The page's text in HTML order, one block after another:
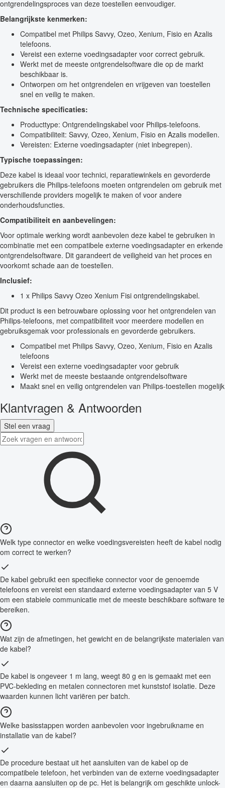
ontgrendelingsproces van deze toestellen eenvoudiger.
Belangrijkste kenmerken:
Compatibel met Philips Savvy, Ozeo, Xenium, Fisio en Azalis
telefoons.
Vereist een externe voedingsadapter voor correct gebruik.
Werkt met de meeste ontgrendelsoftware die op de markt
beschikbaar is.
Ontworpen om het ontgrendelen en vrijgeven van toestellen
snel en veilig te maken.
Technische specificaties:
Producttype: Ontgrendelingskabel voor Philips-telefoons.
Compatibiliteit: Savvy, Ozeo, Xenium, Fisio en Azalis modellen.
Vereisten: Externe voedingsadapter (niet inbegrepen).
Typische toepassingen:
Deze kabel is ideaal voor technici, reparatiewinkels en gevorderde
gebruikers die Philips-telefoons moeten ontgrendelen om gebruik met
verschillende providers mogelijk te maken of voor andere
onderhoudsfuncties.
Compatibiliteit en aanbevelingen:
Voor optimale werking wordt aanbevolen deze kabel te gebruiken in
combinatie met een compatibele externe voedingsadapter en erkende
ontgrendelsoftware. Dit garandeert de veiligheid van het proces en
voorkomt schade aan de toestellen.
Inclusief:
1 x Philips Savvy Ozeo Xenium Fisi ontgrendelingskabel.
Dit product is een betrouwbare oplossing voor het ontgrendelen van
Philips-telefoons, met compatibiliteit voor meerdere modellen en
gebruiksgemak voor professionals en gevorderde gebruikers.
Compatibel met Philips Savvy, Ozeo, Xenium, Fisio en Azalis
telefoons
Vereist een externe voedingsadapter voor gebruik
Werkt met de meeste bestaande ontgrendelsoftware
Maakt snel en veilig ontgrendelen van Philips-toestellen mogelijk
Klantvragen & Antwoorden
Stel een vraag
Welk type connector en welke voedingsvereisten heeft de kabel nodig
om correct te werken?
De kabel gebruikt een specifieke connector voor de genoemde
telefoons en vereist een standaard externe voedingsadapter van 5 V
om een stabiele communicatie met de meeste beschikbare software te
bereiken.
Wat zijn de afmetingen, het gewicht en de belangrijkste materialen van
de kabel?
De kabel is ongeveer 1 m lang, weegt 80 g en is gemaakt met een
PVC-bekleding en metalen connectoren met kunststof isolatie. Deze
waarden kunnen licht variëren per batch.
Welke basisstappen worden aanbevolen voor ingebruikname en
installatie van de kabel?
De procedure bestaat uit het aansluiten van de kabel op de
compatibele telefoon, het verbinden van de externe voedingsadapter
en daarna aansluiten op de pc. Het is belangrijk om geschikte unlock-